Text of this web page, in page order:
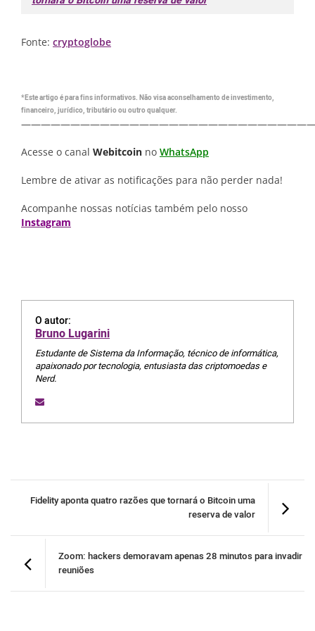
Fonte: cryptoglobe
*Este artigo é para fins informativos. Não visa aconselhamento de investimento,
financeiro, jurídico, tributário ou outro qualquer.
Acesse o canal Webitcoin no WhatsApp
Lembre de ativar as notificações para não perder nada!
Acompanhe nossas notícias também pelo nosso
Instagram
O autor:
Bruno Lugarini
Estudante de Sistema da Informação, técnico de informática,
apaixonado por tecnologia, entusiasta das criptomoedas e
Nerd.
Fidelity aponta quatro razões que tornará o Bitcoin uma
reserva de valor
Zoom: hackers demoravam apenas 28 minutos para invadir
reuniões